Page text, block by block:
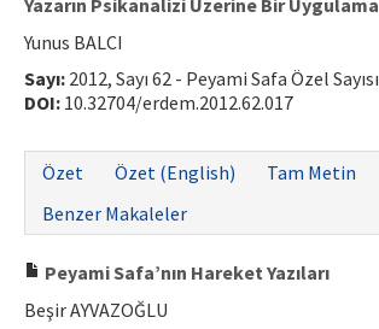
Yazarın Psikanalizi Üzerine Bir Uygulama
Yunus BALCI
Sayı: 2012, Sayı 62 - Peyami Safa Özel Sayısı
DOI: 10.32704/erdem.2012.62.017
Özet
Özet (English) Tam Metin
Benzer Makaleler
Peyami Safa’nın Hareket Yazıları
Beşir AYVAZOĞLU